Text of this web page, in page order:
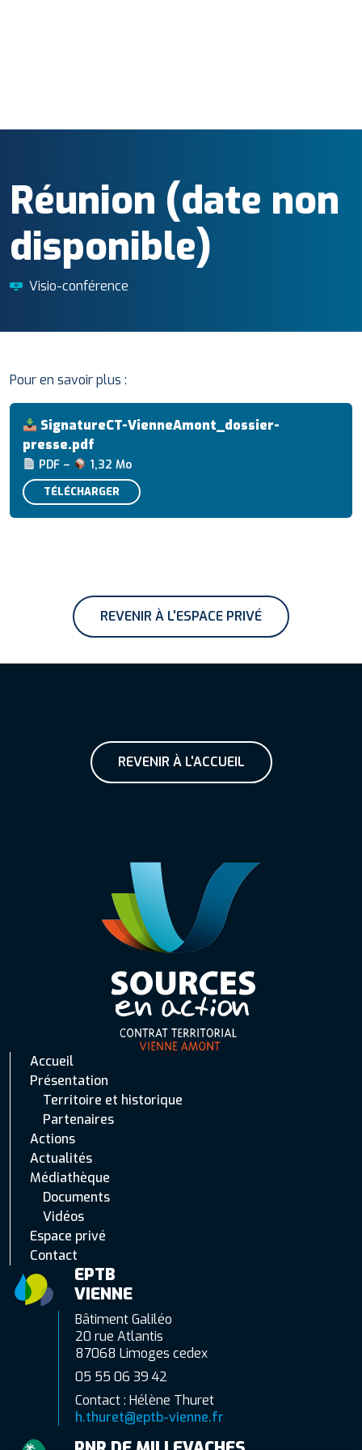
Réunion (date non
disponible)
Visio-conférence
Pour en savoir plus :
SignatureCT-VienneAmont_dossier-
presse.pdf
PDF – 1,32 Mo
TÉLÉCHARGER
REVENIR À L'ESPACE PRIVÉ
REVENIR À L'ACCUEIL
Accueil
Présentation
Territoire et historique
Partenaires
Actions
Actualités
Médiathèque
Documents
Vidéos
Espace privé
Contact
EPTB
VIENNE
Bâtiment Galiléo
20 rue Atlantis
87068 Limoges cedex
05 55 06 39 42
Contact : Hélène Thuret
h.thuret@eptb-vienne.fr